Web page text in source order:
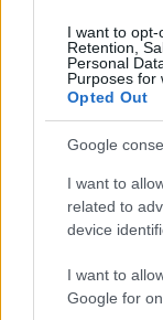
I want to opt-
Retention,
Personal
Purposes for
Opted Out
Google
I want to
related to
device
I want to
Google for
3. diciembre 2025 Por
El Barcelona se